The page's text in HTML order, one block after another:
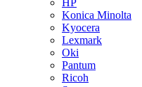
HP
Konica Minolta
Kyocera
Lexmark
Oki
Pantum
Ricoh